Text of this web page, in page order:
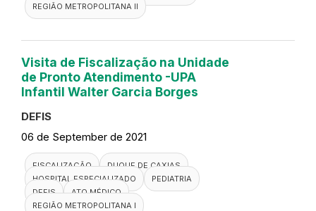
REGIÃO METROPOLITANA II
Visita de Fiscalização na Unidade
de Pronto Atendimento -UPA
Infantil Walter Garcia Borges
DEFIS
06 de September de 2021
FISCALIZAÇÃO
DUQUE DE CAXIAS
HOSPITAL ESPECIALIZADO
PEDIATRIA
DEFIS
ATO MÉDICO
REGIÃO METROPOLITANA I